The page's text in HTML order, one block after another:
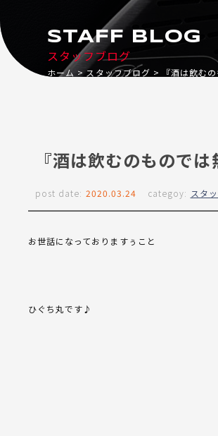
スタッフブログ
STAFF BLOG
ホーム スタッフブログ 『酒は飲む
『酒は飲むのもので
post date: 2020.03.24 categoy: スタ
お世話になっておりますぅこと
ひぐち丸です♪